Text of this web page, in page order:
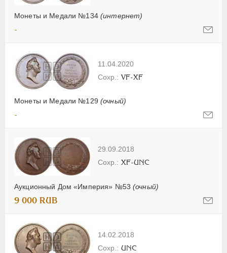
Монеты и Медали №134 (интернет)
-
11.04.2020
Монеты и Медали №129 (очный)
VF-XF
-
29.09.2018
Аукционный Дом «Империя» №53(очный)
XF-UNC
9 000 RUB
14.02.2018
UNC